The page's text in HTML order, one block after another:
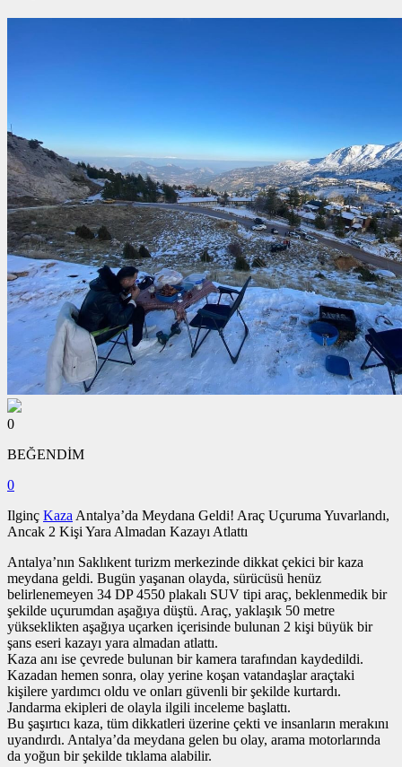
0
BEĞENDİM
0
Ilginç Kaza Antalya’da Meydana Geldi! Araç Uçuruma Yuvarlandı,
Ancak 2 Kişi Yara Almadan Kazayı Atlattı
Antalya’nın Saklıkent turizm merkezinde dikkat çekici bir kaza
meydana geldi. Bugün yaşanan olayda, sürücüsü henüz
belirlenemeyen 34 DP 4550 plakalı SUV tipi araç, beklenmedik bir
şekilde uçurumdan aşağıya düştü. Araç, yaklaşık 50 metre
yükseklikten aşağıya uçarken içerisinde bulunan 2 kişi büyük bir
şans eseri kazayı yara almadan atlattı.
Kaza anı ise çevrede bulunan bir kamera tarafından kaydedildi.
Kazadan hemen sonra, olay yerine koşan vatandaşlar araçtaki
kişilere yardımcı oldu ve onları güvenli bir şekilde kurtardı.
Jandarma ekipleri de olayla ilgili inceleme başlattı.
Bu şaşırtıcı kaza, tüm dikkatleri üzerine çekti ve insanların merakını
uyandırdı. Antalya’da meydana gelen bu olay, arama motorlarında
da yoğun bir şekilde tıklama alabilir.